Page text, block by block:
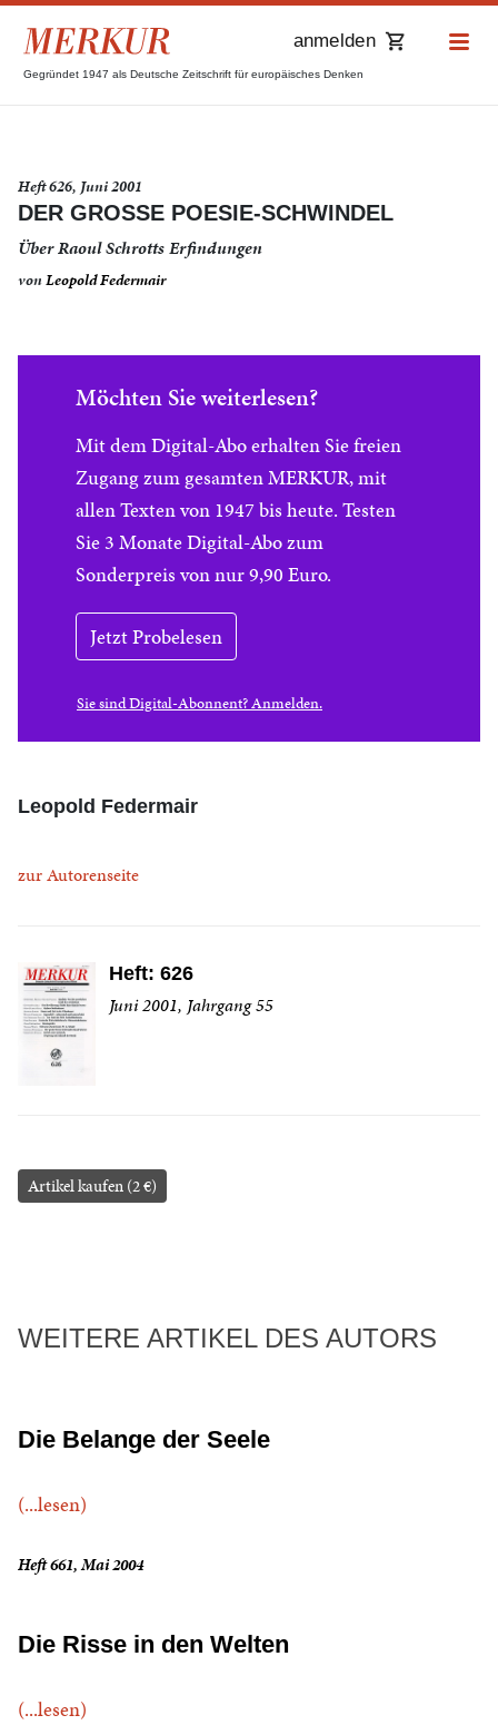
Gegründet 1947 als Deutsche Zeitschrift für europäisches Denken
anmelden
Heft 626, Juni 2001
DER GROSSE POESIE-SCHWINDEL
Über Raoul Schrotts Erfindungen
vonLeopold Federmair
Möchten Sie weiterlesen?
Mit dem Digital-Abo erhalten Sie freien
Zugang zum gesamten MERKUR, mit
allen Texten von 1947 bis heute. Testen
Sie 3 Monate Digital-Abo zum
Sonderpreis von nur 9,90 Euro.
Jetzt Probelesen
Sie sind Digital-Abonnent? Anmelden.
Leopold Federmair
zur Autorenseite
Heft: 626
Juni 2001, Jahrgang 55
Artikel kaufen (2 €)
WEITERE ARTIKEL DES AUTORS
Die Belange der Seele
(...lesen)
Heft 661, Mai 2004
Die Risse in den Welten
(...lesen)